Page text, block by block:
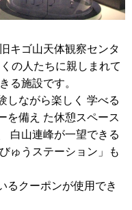
キゴ山天体観察センタ
の人たちに親しまれて
る施設です。
しながら楽しく 学べる
を備え た休憩スペース
白山連峰が一望できる
ゅうステーション」も
るクーポンが使用でき